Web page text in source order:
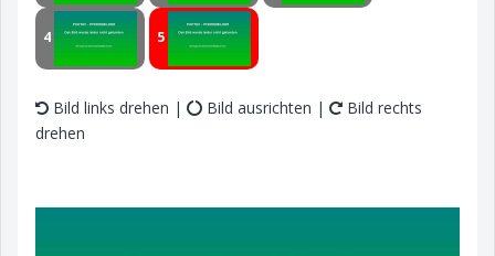
4 5
Bild links drehen | Bild ausrichten |
Bild rechts
drehen